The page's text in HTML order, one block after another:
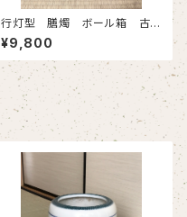
行灯型 膳燭 ボール箱 古
物
¥9,800